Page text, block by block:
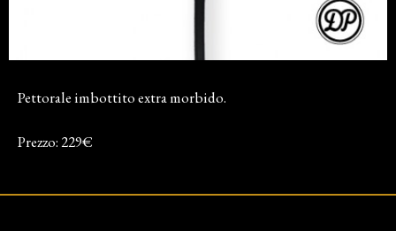
Pettorale imbottito extra morbido.
Prezzo: 229€